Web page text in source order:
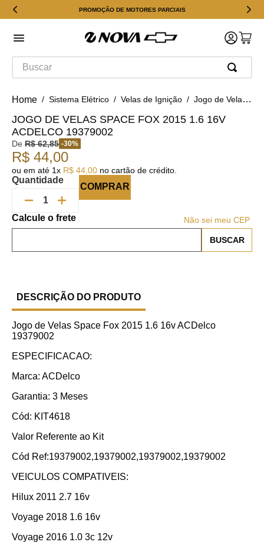
PROMOÇÃO DE MOTORES PARCIAIS
Buscar
Sistema Elétrico Velas de Ignição Jogo de Velas Space Fox 2015 1.6 16v ACDelco 19379002
JOGO DE VELAS SPACE FOX 2015 1.6 16V
ACDELCO 19379002
De R$ 62,85 -30%
R$ 44,00
ou em até 1x R$ 44 00 no cartão de crédito.
Quantidade
COMPRAR
Não sei meu CEP
DESCRIÇÃO DO PRODUTO
Jogo de Velas Space Fox 2015 1.6 16v ACDelco
19379002
ESPECIFICACAO:
Marca: ACDelco
Garantia: 3 Meses
Cód: KIT4618
Valor Referente ao Kit
Cód Ref:19379002,19379002,19379002,19379002
VEICULOS COMPATIVEIS:
Hilux 2011 2.7 16v
Voyage 2018 1.6 16v
Voyage 2016 1.0 3c 12v